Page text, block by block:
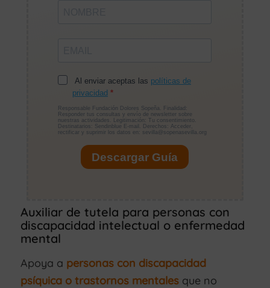
Auxiliar de tutela para personas con
discapacidad intelectual o enfermedad
mental
Apoya a personas con discapacidad
psíquica o trastornos mentalesque no